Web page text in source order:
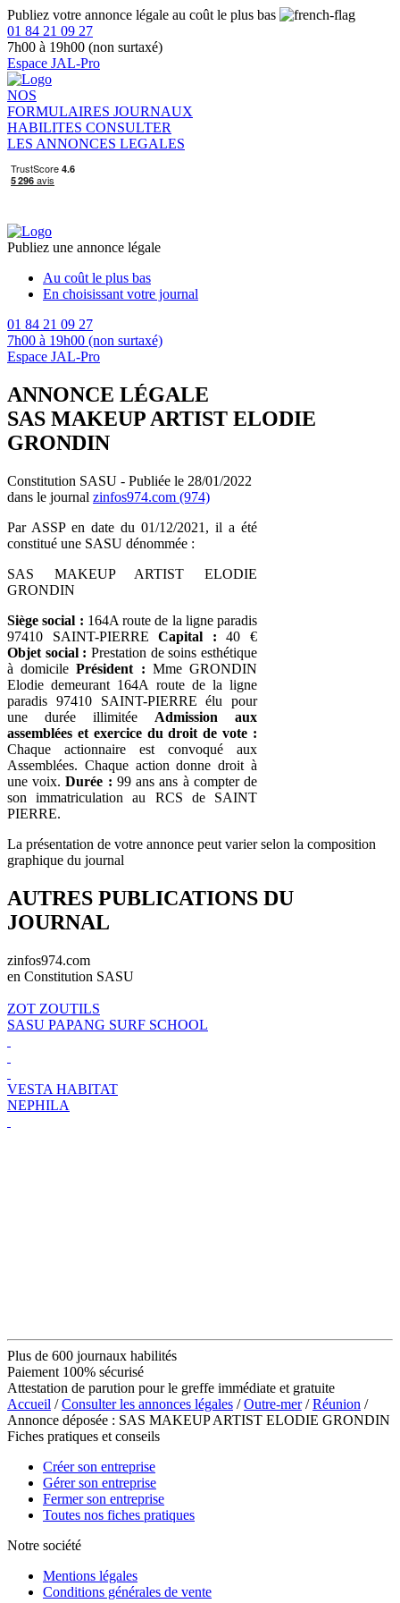
Publiez votre annonce légale au coût le plus bas
01 84 21 09 27
7h00 à 19h00 (non surtaxé)
Espace JAL-Pro
NOS
FORMULAIRES JOURNAUX
HABILITES CONSULTER
LES ANNONCES LEGALES
Publiez une annonce légale
Au coût le plus bas
En choisissant votre journal
01 84 21 09 27
7h00 à 19h00 (non surtaxé)
Espace JAL-Pro
ANNONCE LÉGALE
SAS MAKEUP ARTIST ELODIE
GRONDIN
Constitution SASU - Publiée le 28/01/2022
dans le journal zinfos974.com (974)
Par ASSP en date du 01/12/2021, il a été
constitué une SASU dénommée :
SAS MAKEUP ARTIST ELODIE
GRONDIN
Siège social : 164A route de la ligne paradis
97410 SAINT-PIERRECapital : 40 €
Objet social : Prestation de soins esthétique
à domicilePrésident : Mme GRONDIN
Elodie demeurant 164A route de la ligne
paradis 97410 SAINT-PIERRE élu pour
une durée illimitée Admission aux
assemblées et exercice du droit de vote :
Chaque actionnaire est convoqué aux
Assemblées. Chaque action donne droit à
une voix.Durée : 99 ans ans à compter de
son immatriculation au RCS de SAINT
PIERRE.
La présentation de votre annonce peut varier selon la composition
graphique du journal
AUTRES PUBLICATIONS DU
JOURNAL
zinfos974.com
en Constitution SASU
ZOT ZOUTILS
SASU PAPANG SURF SCHOOL
VESTA HABITAT
NEPHILA
Plus de 600 journaux habilités
Paiement 100% sécurisé
Attestation de parution pour le greffe immédiate et gratuite
Accueil /Consulter les annonces légales /Outre-mer/Réunion /
Annonce déposée : SAS MAKEUP ARTIST ELODIE GRONDIN
Fiches pratiques et conseils
Créer son entreprise
Gérer son entreprise
Fermer son entreprise
Toutes nos fiches pratiques
Notre société
Mentions légales
Conditions générales de vente